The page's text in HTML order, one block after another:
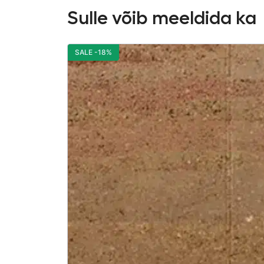
Sulle võib meeldida ka
SALE -18%